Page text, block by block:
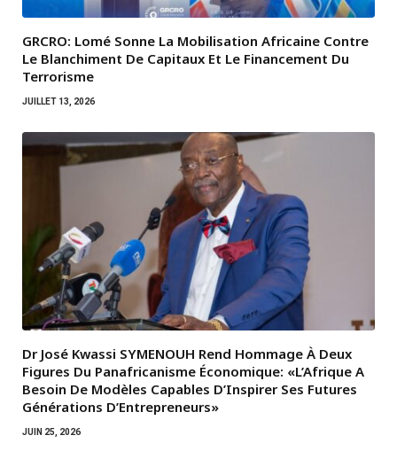
GRCRO: Lomé Sonne La Mobilisation Africaine Contre
Le Blanchiment De Capitaux Et Le Financement Du
Terrorisme
JUILLET 13, 2026
Dr José Kwassi SYMENOUH Rend Hommage À Deux
Figures Du Panafricanisme Économique: «L’Afrique A
Besoin De Modèles Capables D’Inspirer Ses Futures
Générations D’Entrepreneurs»
JUIN 25, 2026